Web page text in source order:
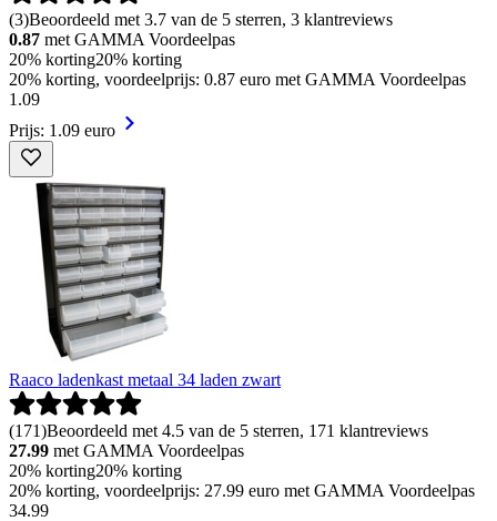
(3)Beoordeeld met 3.7 van de 5 sterren, 3 klantreviews
0.87 met GAMMA Voordeelpas
20% korting20% korting
20% korting, voordeelprijs: 0.87 euro met GAMMA Voordeelpas
1 .09
Prijs: 1.09 euro
Raaco ladenkast metaal 34 laden zwart
(171)Beoordeeld met 4.5 van de 5 sterren, 171 klantreviews
27.99 met GAMMA Voordeelpas
20% korting20% korting
20% korting, voordeelprijs: 27.99 euro met GAMMA Voordeelpas
34.99